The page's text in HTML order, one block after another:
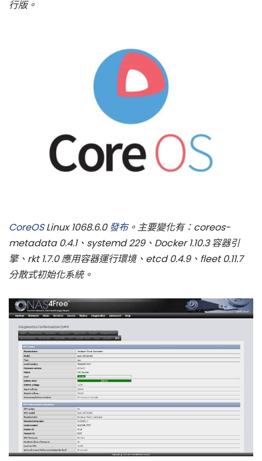
行版。
CoreOSLinux 1068.6.0 發布。主要變化有：coreos-
metadata 0.4.1、systemd 229、Docker 1.10.3 容器引
擎、rkt 1.7.0 應用容器運行環境、etcd 0.4.9、fleet 0.11.7
分散式初始化系統。